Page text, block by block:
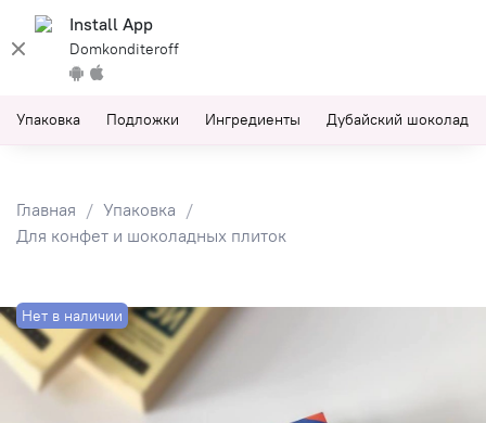
Install App
Domkonditeroff
Упаковка Подложки Ингредиенты Дубайский шоколад
Главная
Упаковка
Для конфет и шоколадных плиток
Нет в наличии